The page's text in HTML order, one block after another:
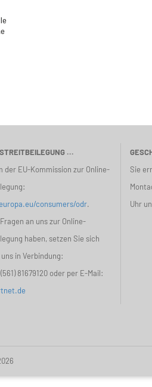
...
der EU-Kommission zur Online-
consumers/odr.
an uns zur Online-
haben, setzen Sie sich
in Verbindung:
81679120 oder per E-Mail:
Sie
Uhr